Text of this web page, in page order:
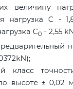
величину
нагрузка C -
С0 - 2,55
класс
высоте ± 0,02